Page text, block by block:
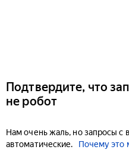
Подтвердите, что
не робот
Нам очень жаль, но запросы с
автоматические.
Почему это